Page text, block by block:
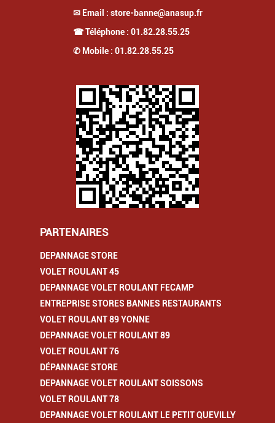
✉ Email : store-banne@anasup.fr
☎ Téléphone : 01.82.28.55.25
✆ Mobile : 01.82.28.55.25
PARTENAIRES
DEPANNAGE STORE
VOLET ROULANT 45
DEPANNAGE VOLET ROULANT FECAMP
ENTREPRISE STORES BANNES RESTAURANTS
VOLET ROULANT 89 YONNE
DEPANNAGE VOLET ROULANT 89
VOLET ROULANT 76
DÉPANNAGE STORE
DEPANNAGE VOLET ROULANT SOISSONS
VOLET ROULANT 78
DEPANNAGE VOLET ROULANT LE PETIT QUEVILLY